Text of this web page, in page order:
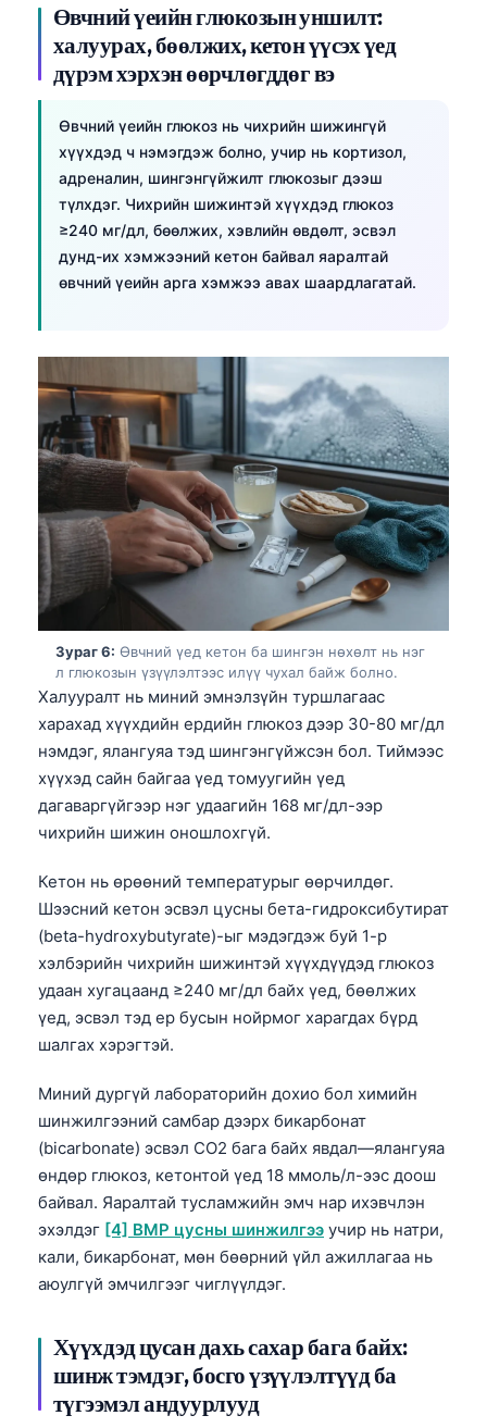
Өвчний үеийн глюкозын уншилт:
халуурах, бөөлжих, кетон үүсэх үед
дүрэм хэрхэн өөрчлөгддөг вэ
Өвчний үеийн глюкоз нь чихрийн шижингүй
хүүхдэд ч нэмэгдэж болно, учир нь кортизол,
адреналин, шингэнгүйжилт глюкозыг дээш
түлхдэг. Чихрийн шижинтэй хүүхдэд глюкоз
≥240 мг/дл, бөөлжих, хэвлийн өвдөлт, эсвэл
дунд-их хэмжээний кетон байвал яаралтай
өвчний үеийн арга хэмжээ авах шаардлагатай.
Зураг 6: Өвчний үед кетон ба шингэн нөхөлт нь нэг
л глюкозын үзүүлэлтээс илүү чухал байж болно.
Халууралт нь миний эмнэлзүйн туршлагаас
харахад хүүхдийн ердийн глюкоз дээр 30-80 мг/дл
нэмдэг, ялангуяа тэд шингэнгүйжсэн бол. Тиймээс
хүүхэд сайн байгаа үед томуугийн үед
дагаваргүйгээр нэг удаагийн 168 мг/дл-ээр
чихрийн шижин оношлохгүй.
Кетон нь өрөөний температурыг өөрчилдөг.
Шээсний кетон эсвэл цусны бета-гидроксибутират
(beta-hydroxybutyrate)-ыг мэдэгдэж буй 1-р
хэлбэрийн чихрийн шижинтэй хүүхдүүдэд глюкоз
удаан хугацаанд ≥240 мг/дл байх үед, бөөлжих
үед, эсвэл тэд ер бусын нойрмог харагдах бүрд
шалгах хэрэгтэй.
Миний дургүй лабораторийн дохио бол химийн
шинжилгээний самбар дээрх бикарбонат
(bicarbonate) эсвэл CO2 бага байх явдал—ялангуяа
өндөр глюкоз, кетонтой үед 18 ммоль/л-ээс доош
байвал. Яаралтай тусламжийн эмч нар ихэвчлэн
эхэлдэг [4] BMP цусны шинжилгээ учир нь натри,
кали, бикарбонат, мөн бөөрний үйл ажиллагаа нь
аюулгүй эмчилгээг чиглүүлдэг.
Хүүхдэд цусан дахь сахар бага байх:
шинж тэмдэг, босго үзүүлэлтүүд ба
түгээмэл андуурлууд
Magyar
বাংলা
اردو
తెలుగు
தமிழ்
ગુજરાતી
Bahasa Melayu
Tiếng Việt
Tagalog
ไทย
ភាសាខ្មែរ
Kiswahili
አማርኛ
O‘zbekcha
Қазақ тілі
Suomi
Hrvatski
Slovenčina
كوردی‎
پښتو
سنڌي
සිංහල
Galego
Македонски јазик
Euskara
Gàidhlig
العربية المغربية
Afrikaans